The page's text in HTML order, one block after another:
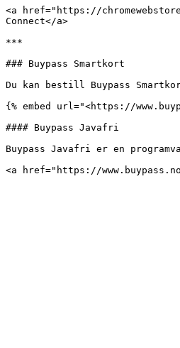
<a href="https://
Connect</a>
***
### Buypass Smartkort
Du kan bestill Buypass
{% embed url="<https://
#### Buypass Javafri
Buypass Javafri er en